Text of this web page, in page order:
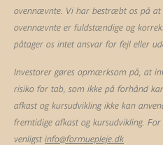
ovennævnte. Vi har bestræbt os på at
ovennævnte er fuldstændige og
påtager os intet ansvar for fejl eller
Investorer gøres opmærksom på, at
risiko for tab, som ikke på forhånd
afkast og kursudvikling ikke kan
fremtidige afkast og kursudvikling.
venligst info@formuepleje.dk